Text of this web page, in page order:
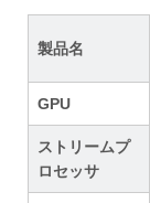
製品名
GPU
ストリームプ
ロセッサ